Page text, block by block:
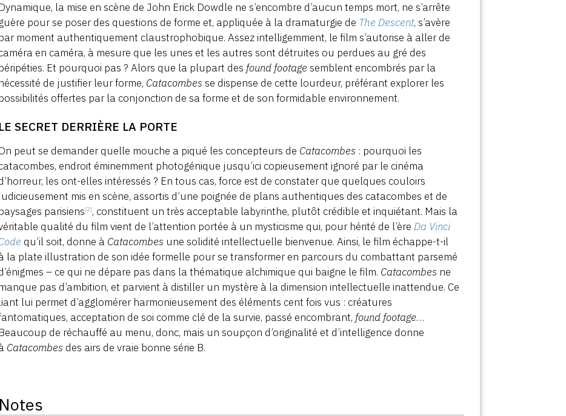
la mise en scène de John Erick Dowdle ne s’encombre d’aucun temps mort, ne s’arrête
guère pour se poser des questions de forme et, appliquée à la dramaturgie de The Descent, s’avère
moment authentiquement claustrophobique. Assez intelligemment, le film s’autorise à aller de
en caméra, à mesure que les unes et les autres sont détruites ou perdues au gré des
Et pourquoi pas ? Alors que la plupart des found footage semblent encombrés par la
de justifier leur forme, Catacombes se dispense de cette lourdeur, préférant explorer les
offertes par la conjonction de sa forme et de son formidable environnement.
LE SECRET DERRIÈRE LA PORTE
peut se demander quelle mouche a piqué les concepteurs de Catacombes : pourquoi les
endroit éminemment photogénique jusqu’ici copieusement ignoré par le cinéma
les ont-elles intéressés ? En tous cas, force est de constater que quelques couloirs
mis en scène, assortis d’une poignée de plans authentiques des catacombes et de
parisiens[2], constituent un très acceptable labyrinthe, plutôt crédible et inquiétant. Mais la
qualité du film vient de l’attention portée à un mysticisme qui, pour hérité de l’èreDa Vinci
qu’il soit, donne à Catacombes une solidité intellectuelle bienvenue. Ainsi, le film échappe-t-il
la plate illustration de son idée formelle pour se transformer en parcours du combattant parsemé
– ce qui ne dépare pas dans la thématique alchimique qui baigne le film. Catacombes ne
pas d’ambition, et parvient à distiller un mystère à la dimension intellectuelle inattendue. Ce
lui permet d’agglomérer harmonieusement des éléments cent fois vus : créatures
acceptation de soi comme clé de la survie, passé encombrant, found footage…
de réchauffé au menu, donc, mais un soupçon d’originalité et d’intelligence donne
Catacombes des airs de vraie bonne série B.
Notes